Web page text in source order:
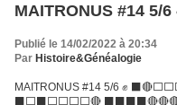
MAITRONUS #14 5/6
Publié le 14/02/2022 à 20:34
Par Histoire&Généalogie
MAITRONUS #14 5/6 ✊
⬛⬜⬛⬜⬜⬜⬜🔴